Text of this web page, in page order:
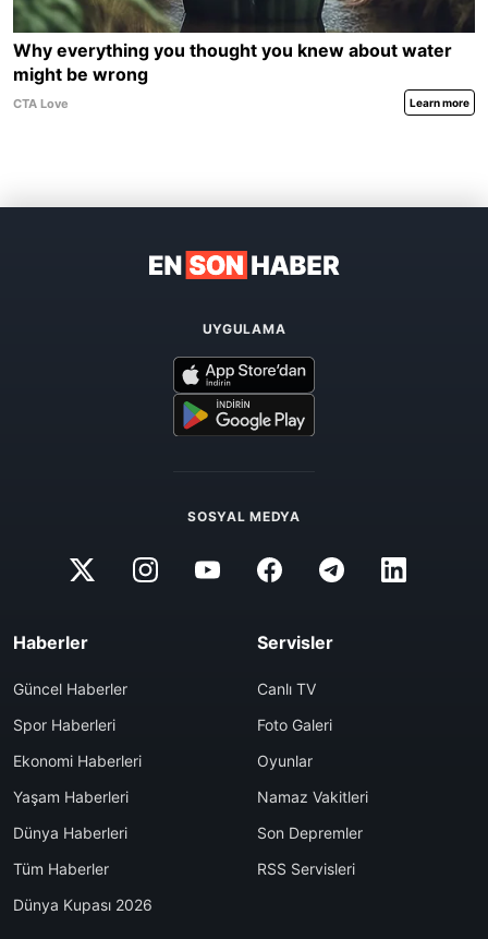
UYGULAMA
SOSYAL MEDYA
Haberler
Güncel Haberler
Spor Haberleri
Ekonomi Haberleri
Yaşam Haberleri
Dünya Haberleri
Tüm Haberler
Dünya Kupası 2026
Servisler
Canlı TV
Foto Galeri
Oyunlar
Namaz Vakitleri
Son Depremler
RSS Servisleri